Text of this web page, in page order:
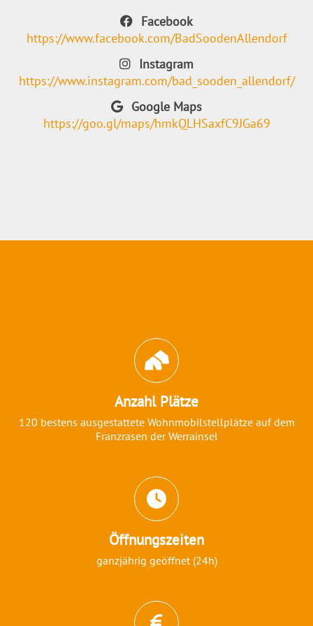
Facebook
https://www.facebook.com/BadSoodenAllendorf
Instagram
https://www.instagram.com/bad_sooden_allendorf/
Google Maps
https://goo.gl/maps/hmkQLHSaxfC9JGa69
Abschnitt für Icons und Features
Anzahl Plätze
120 bestens ausgestattete Wohnmobilstellplätze auf dem
Franzrasen der Werrainsel
Öffnungszeiten
ganzjährig geöffnet (24h)